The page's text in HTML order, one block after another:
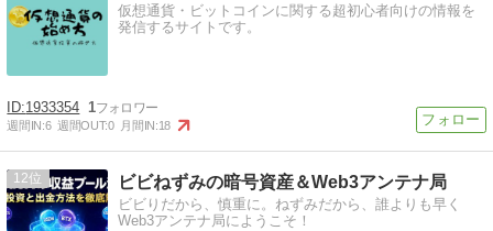
仮想通貨・ビットコインに関する超初心者向けの情報を
発信するサイトです。
1933354 1
週間IN:6 週間OUT:0 月間IN:18
12 ビビねずみの暗号資産＆Web3アンテナ局
ビビりだから、慎重に。ねずみだから、誰よりも早く
Web3アンテナ局にようこそ！